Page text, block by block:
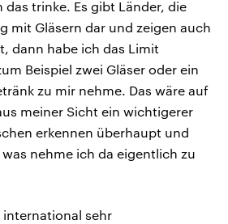
das trinke. Es gibt Länder, die
mit Gläsern dar und zeigen auch
dann habe ich das Limit
Beispiel zwei Gläser oder ein
zu mir nehme. Das wäre auf
meiner Sicht ein wichtigerer
erkennen überhaupt und
nehme ich da eigentlich zu
international sehr